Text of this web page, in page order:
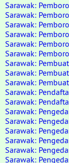
Sarawak:
Sarawak:
Sarawak:
Sarawak:
Sarawak:
Sarawak:
Sarawak:
Sarawak:
Sarawak:
Sarawak:
Sarawak:
Sarawak:
Sarawak:
Sarawak:
Sarawak:
Sarawak:
Sarawak: